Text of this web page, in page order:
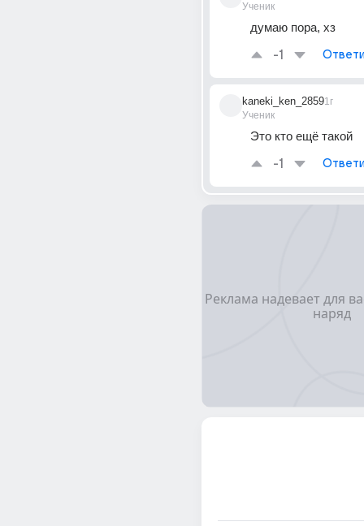
Ученик
думаю пора, хз
-1
kaneki_ken_2859
Ученик
1г
Это кто ещё такой
-1